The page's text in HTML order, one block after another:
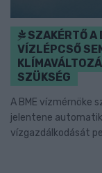
SZAKÉRTŐ
VÍZLÉPCSŐ
SZÜKSÉG
A BME vízmérnöke
jelentene
vízgazdálkodását